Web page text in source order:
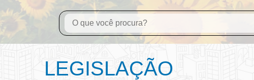
LEGISLAÇÃO